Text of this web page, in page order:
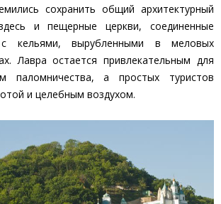
сохранить общий архитектурный
и пещерные церкви, соединенные
кельями, вырубленными в меловых
Лавра остается привлекательным для
паломничества, а простых туристов
и целебным воздухом.